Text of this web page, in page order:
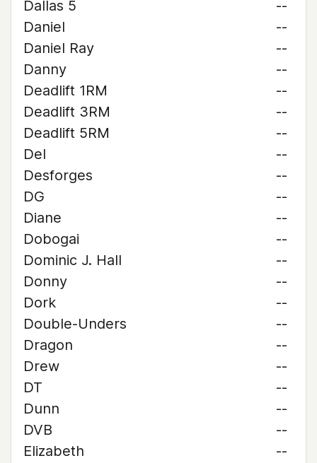
Dallas 5
--
Daniel
--
Daniel Ray
--
Danny
--
Deadlift 1RM
--
Deadlift 3RM
--
Deadlift 5RM
--
Del
--
Desforges
--
DG
--
Diane
--
Dobogai
--
Dominic J. Hall
--
Donny
--
Dork
--
Double-Unders
--
Dragon
--
Drew
--
DT
--
Dunn
--
DVB
--
Elizabeth
--